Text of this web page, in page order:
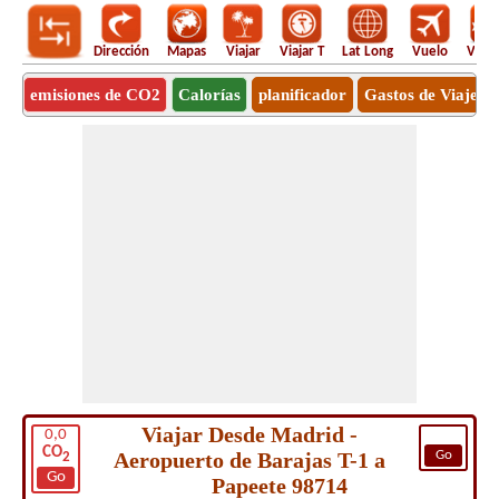
Dirección Mapas Viajar Viajar T Lat Long Vuelo
emisiones de CO2 Calorías planificador Gastos de Viaje
0,0
CO2
Go
Go
Viajar Desde Madrid -
Aeropuerto de Barajas T-1 a
Papeete 98714